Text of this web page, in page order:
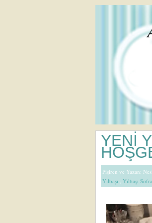
YENİ
Pişiren ve Yazan:
Yılbaşı , Yılbaşı